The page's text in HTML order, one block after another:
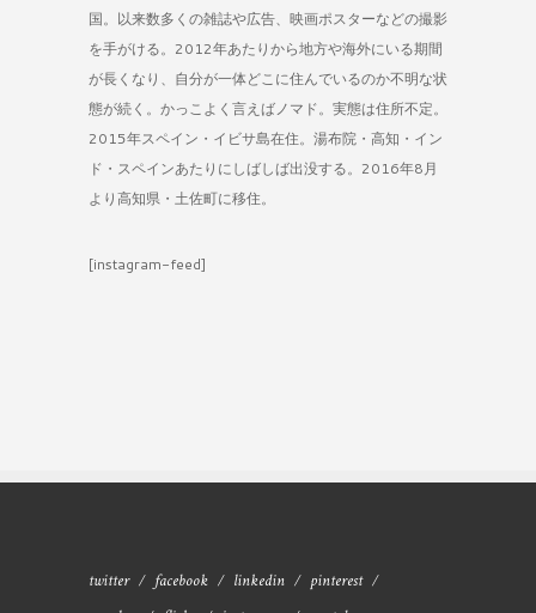
国。以来数多くの雑誌や広告、映画ポスターなどの撮影
を手がける。2012年あたりから地方や海外にいる期間
が長くなり、自分が一体どこに住んでいるのか不明な状
態が続く。かっこよく言えばノマド。実態は住所不定。
2015年スペイン・イビサ島在住。湯布院・高知・イン
ド・スペインあたりにしばしば出没する。2016年8月
より高知県・土佐町に移住。
[instagram-feed]
twitter facebook linkedin
pinterest